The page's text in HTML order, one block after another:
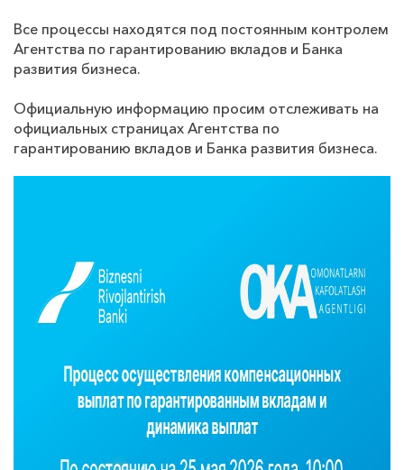
Все процессы находятся под постоянным контролем
Агентства по гарантированию вкладов и Банка
развития бизнеса.
Официальную информацию просим отслеживать на
официальных страницах Агентства по
гарантированию вкладов и Банка развития бизнеса.